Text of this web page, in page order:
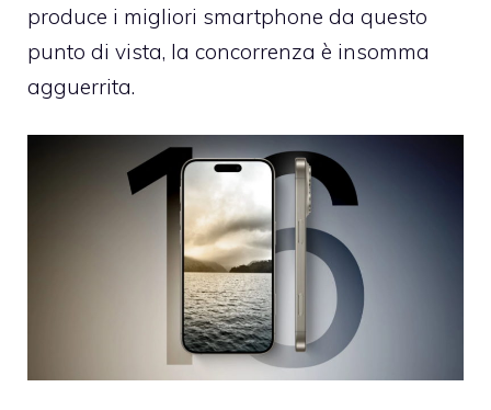
produce i migliori smartphone da questo
punto di vista, la concorrenza è insomma
agguerrita.